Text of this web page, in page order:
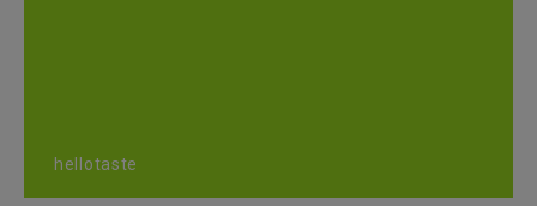
hellotaste